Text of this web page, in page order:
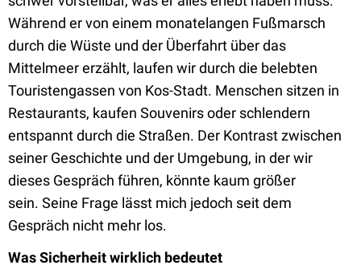
Während er von einem monatelangen Fußmarsch
durch die Wüste und der Überfahrt über das
Mittelmeer erzählt, laufen wir durch die belebten
Touristengassen von Kos-Stadt. Menschen sitzen in
Restaurants, kaufen Souvenirs oder schlendern
entspannt durch die Straßen. Der Kontrast zwischen
seiner Geschichte und der Umgebung, in der wir
dieses Gespräch führen, könnte kaum größer
sein. Seine Frage lässt mich jedoch seit dem
Gespräch nicht mehr los.
Was Sicherheit wirklich bedeutet